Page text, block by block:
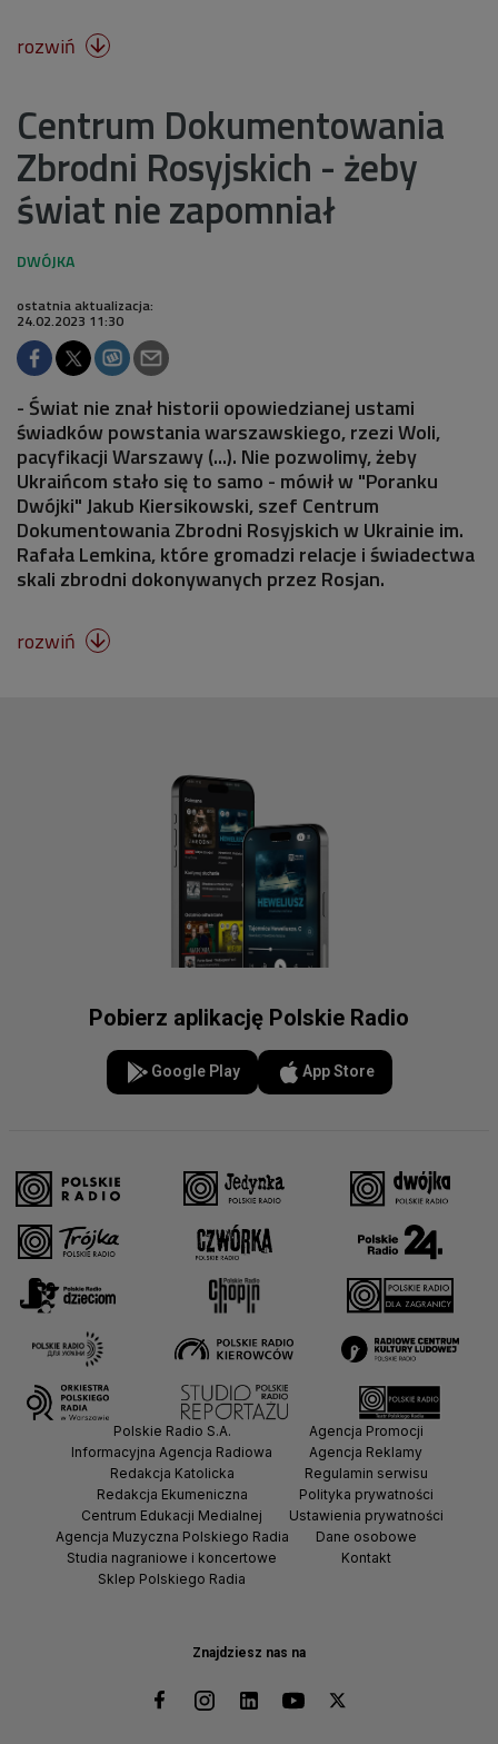
rozwiń 
Centrum Dokumentowania
Zbrodni Rosyjskich - żeby
świat nie zapomniał
ostatnia aktualizacja:
24.02.2023 11:30
- Świat nie znał historii opowiedzianej ustami
świadków powstania warszawskiego, rzezi Woli,
pacyfikacji Warszawy (...). Nie pozwolimy, żeby
Ukraińcom stało się to samo - mówił w "Poranku
Dwójki" Jakub Kiersikowski, szef Centrum
Dokumentowania Zbrodni Rosyjskich w Ukrainie im.
Rafała Lemkina, które gromadzi relacje i świadectwa
skali zbrodni dokonywanych przez Rosjan.
rozwiń 
Pobierz aplikację Polskie Radio
Google Play App Store
Znajdziesz nas na
Polskie Radio S.A.
Informacyjna Agencja Radiowa
Redakcja Katolicka
Redakcja Ekumeniczna
Centrum Edukacji Medialnej
Agencja Muzyczna Polskiego Radia
Studia nagraniowe i koncertowe
Sklep Polskiego Radia
Agencja Promocji
Agencja Reklamy
Regulamin serwisu
Polityka prywatności
Ustawienia prywatności
Dane osobowe
Kontakt